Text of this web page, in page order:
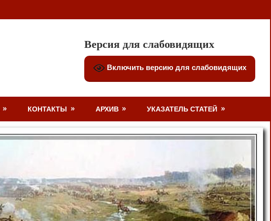
Версия для слабовидящих
Включить версию для слабовидящих
КОНТАКТЫ АРХИВ УКАЗАТЕЛЬ СТАТЕЙ